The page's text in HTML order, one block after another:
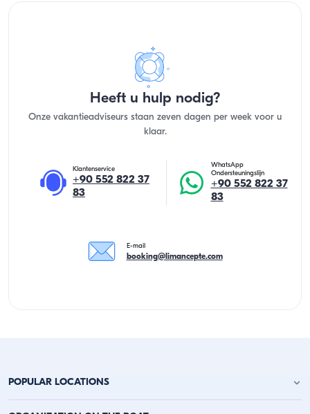
Heeft u hulp nodig?
Onze vakantieadviseurs staan zeven dagen per week voor u
klaar.
Klantenservice
+90 552 822 37
83
WhatsApp
Ondersteuningslijn
+90 552 822 37
83
E-mail
booking@limancepte.com
POPULAR LOCATIONS